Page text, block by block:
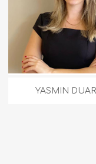
YASMIN